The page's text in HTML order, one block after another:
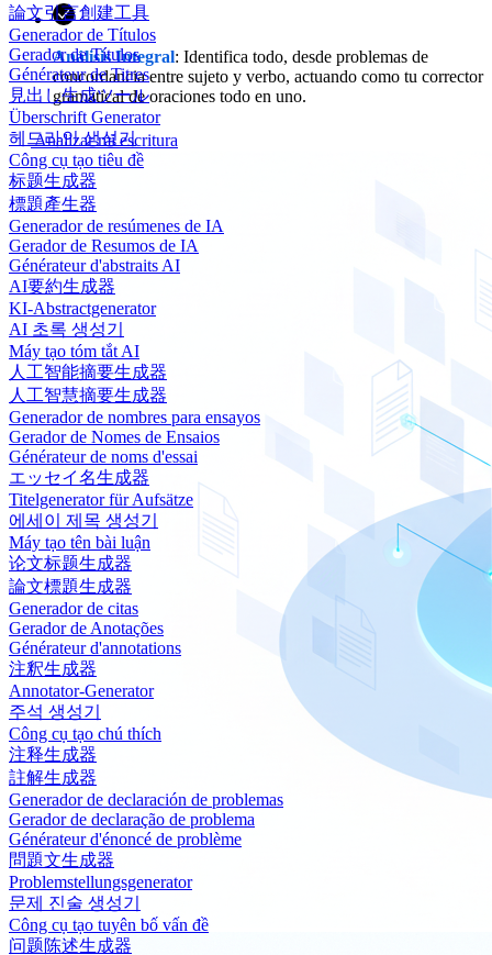
論文引言創建工具
Generador de Títulos
Gerador de Títulos
Générateur de Titres
見出し生成ツール
Überschrift Generator
헤드라인 생성기
Công cụ tạo tiêu đề
标题生成器
標題產生器
Generador de resúmenes de IA
Gerador de Resumos de IA
Générateur d'abstraits AI
AI要約生成器
KI-Abstractgenerator
AI 초록 생성기
Máy tạo tóm tắt AI
人工智能摘要生成器
人工智慧摘要生成器
Generador de nombres para ensayos
Gerador de Nomes de Ensaios
Générateur de noms d'essai
エッセイ名生成器
Titelgenerator für Aufsätze
에세이 제목 생성기
Máy tạo tên bài luận
论文标题生成器
論文標題生成器
Generador de citas
Gerador de Anotações
Générateur d'annotations
注釈生成器
Annotator-Generator
주석 생성기
Công cụ tạo chú thích
注释生成器
註解生成器
Generador de declaración de problemas
Gerador de declaração de problema
Générateur d'énoncé de problème
問題文生成器
Problemstellungsgenerator
문제 진술 생성기
Công cụ tạo tuyên bố vấn đề
问题陈述生成器
Análisis Integral: Identifica todo, desde problemas de
concordancia entre sujeto y verbo, actuando como tu corrector
gramatical de oraciones todo en uno.
Analizar mi escritura